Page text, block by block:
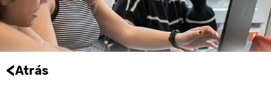
<Atrás